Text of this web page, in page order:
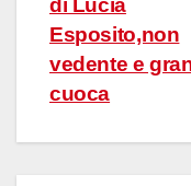
di Lucia
Esposito,non
vedente e
cuoca